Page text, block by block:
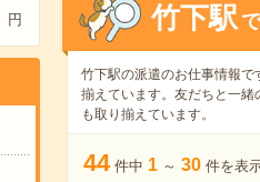
円 竹下駅 で
竹下駅の派遣のお仕事情報で
揃えています。友だちと一緒
も取り揃えています。
44 件中 1 ～ 30 件を表